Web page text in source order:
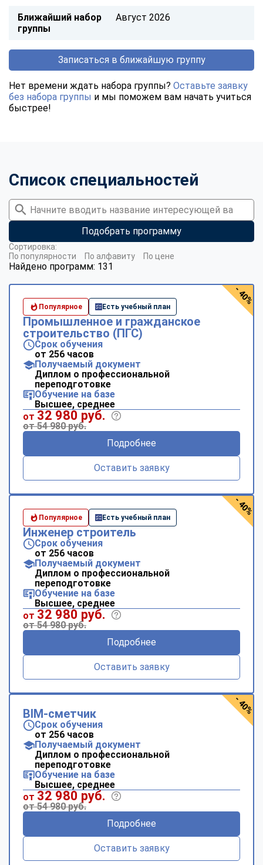
Ближайший набор
группы
Август 2026
Записаться в ближайшую группу
Нет времени ждать набора группы? Оставьте заявку
без набора группы и мы поможем вам начать учиться
быстрее!
Список специальностей
Подобрать программу
Найдено программ: 131
Сортировка:
По популярности
По алфавиту По цене
Популярное Есть учебный план
Промышленное и гражданское
строительство (ПГС)
Срок обучения
от 256 часов
Получаемый документ
Диплом о профессиональной
переподготовке
Обучение на базе
Высшее, среднее
от 32 980 руб.
от 54 980 руб.
Подробнее
Оставить заявку
- 40%
Популярное Есть учебный план
Инженер строитель
Срок обучения
от 256 часов
Получаемый документ
Диплом о профессиональной
переподготовке
Обучение на базе
Высшее, среднее
от 32 980 руб.
от 54 980 руб.
Подробнее
Оставить заявку
- 40%
BIM-сметчик
Срок обучения
от 256 часов
Получаемый документ
Диплом о профессиональной
переподготовке
Обучение на базе
Высшее, среднее
от 32 980 руб.
от 54 980 руб.
Подробнее
Оставить заявку
- 40%